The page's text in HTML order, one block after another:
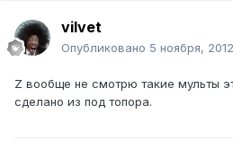
vilvet
Опубликовано 5 ноября, 2012
Z вообще не смотрю такие мульты
сделано из под топора.